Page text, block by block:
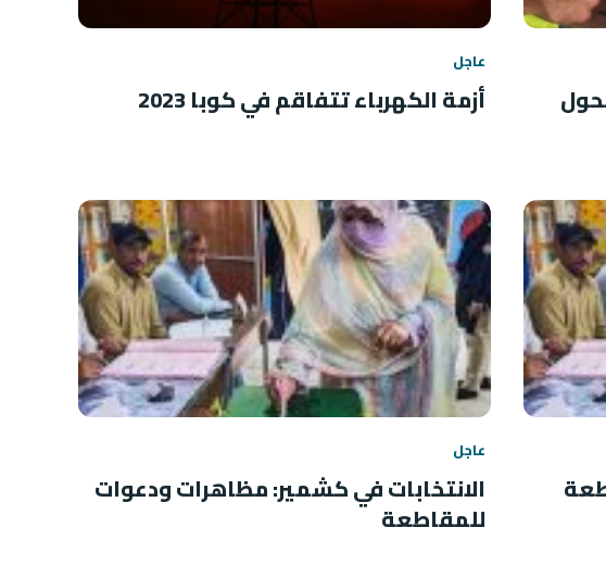
عاجل
أزمة الكهرباء تتفاقم في كوبا 2023
عاجل
الانتخابات في كشمير: مظاهرات ودعوات
للمقاطعة